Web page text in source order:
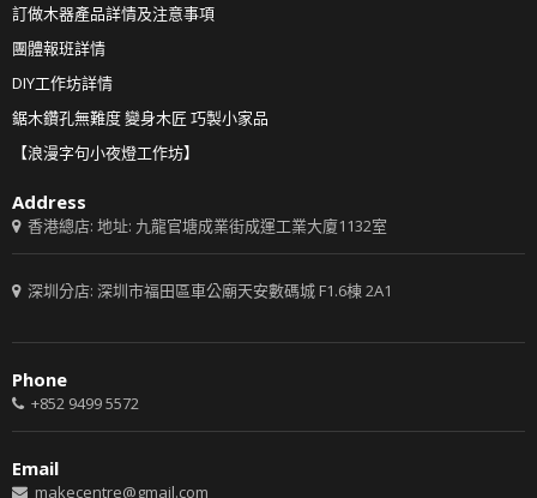
訂做木器產品詳情及注意事項
團體報班詳情
DIY工作坊詳情
鋸木鑽孔無難度 變身木匠 巧製小家品
【浪漫字句小夜燈工作坊】
Address
香港總店: 地址: 九龍官塘成業街成運工業大廈1132室
深圳分店: 深圳市福田區車公廟天安數碼城 F1.6棟 2A1
Phone
+852 9499 5572
Email
makecentre@gmail.com